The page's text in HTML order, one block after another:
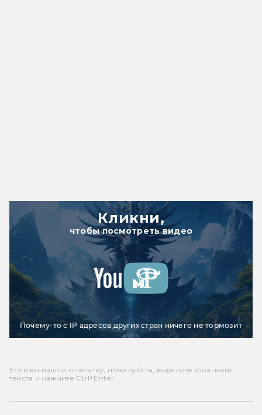
Кликни,
чтобы посмотреть видео
Почему-то с IP адресов других стран ничего не тормозит
Если вы нашли опечатку, пожалуйста, выделите фрагмент
текста и нажмите Ctrl+Enter.